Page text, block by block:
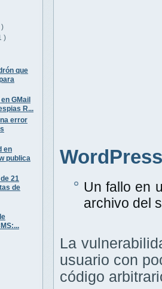
)
)
que
GMail
R...
error
en
publica
21
de
Un fallo en
archivo del
La
usuario con
código